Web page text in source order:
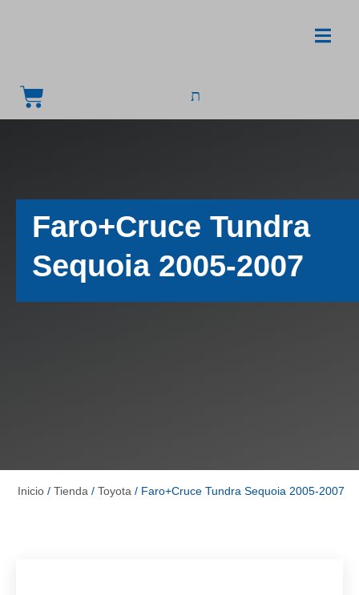
Faro+Cruce Tundra
Sequoia 2005-2007
Inicio / Tienda / Toyota / Faro+Cruce Tundra Sequoia 2005-2007